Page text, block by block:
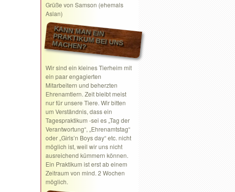
Grüße von Samson (ehemals
Aslan)
KANN MAN EIN
PRAKTIKUM BEI UNS MACHEN?
Wir sind ein kleines Tierheim mit
ein paar engagierten
Mitarbeitern und beherzten
Ehrenamtlern. Zeit bleibt meist
nur für unsere Tiere. Wir bitten
um Verständnis, dass ein
Tagespraktikum -sei es „Tag der
Verantwortung“, „Ehrenamtstag“
oder „Girls’n Boys day“ etc. nicht
möglich ist, weil wir uns nicht
ausreichend kümmern können.
Ein Praktikum ist erst ab einem
Zeitraum von mind. 2 Wochen
möglich.